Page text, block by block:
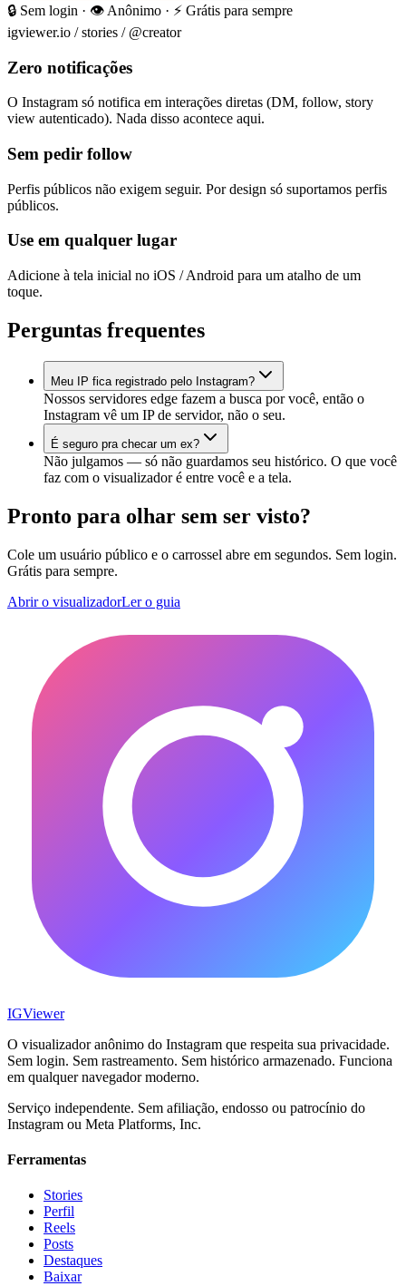
🔒 Sem login · 👁️ Anônimo · ⚡ Grátis para sempre
igviewer.io /stories / @creator
Zero notificações
O Instagram só notifica em interações diretas (DM, follow, story
view autenticado). Nada disso acontece aqui.
Sem pedir follow
Perfis públicos não exigem seguir. Por design só suportamos perfis
públicos.
Use em qualquer lugar
Adicione à tela inicial no iOS / Android para um atalho de um
toque.
Perguntas frequentes
Meu IP fica registrado pelo Instagram?
Nossos servidores edge fazem a busca por você, então o
Instagram vê um IP de servidor, não o seu.
É seguro pra checar um ex?
Não julgamos — só não guardamos seu histórico. O que você
faz com o visualizador é entre você e a tela.
Pronto para olhar sem ser visto?
Cole um usuário público e o carrossel abre em segundos. Sem login.
Grátis para sempre.
Abrir o visualizadorLer o guia
IGViewer
O visualizador anônimo do Instagram que respeita sua privacidade.
Sem login. Sem rastreamento. Sem histórico armazenado. Funciona
em qualquer navegador moderno.
Serviço independente. Sem afiliação, endosso ou patrocínio do
Instagram ou Meta Platforms, Inc.
Ferramentas
Stories
Perfil
Reels
Posts
Destaques
Baixar